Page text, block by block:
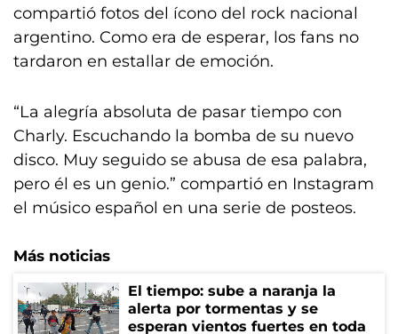
compartió fotos del ícono del rock nacional
argentino. Como era de esperar, los fans no
tardaron en estallar de emoción.
“La alegría absoluta de pasar tiempo con
Charly. Escuchando la bomba de su nuevo
disco. Muy seguido se abusa de esa palabra,
pero él es un genio.” compartió en Instagram
el músico español en una serie de posteos.
Más noticias
El tiempo: sube a naranja la
alerta por tormentas y se
esperan vientos fuertes en toda